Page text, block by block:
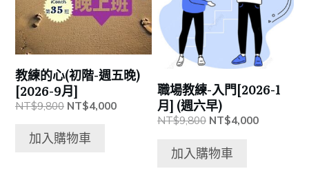
教練的心(初階-週五晚)
[2026-9月]
NT$9,800 原
價
格：
NT$4,000目
NT$4,000。
加入購物車
職場教練-入門[2026-1
月] (週六早)
NT$9,800 原
價
格：
NT$4,000目
加入購物車